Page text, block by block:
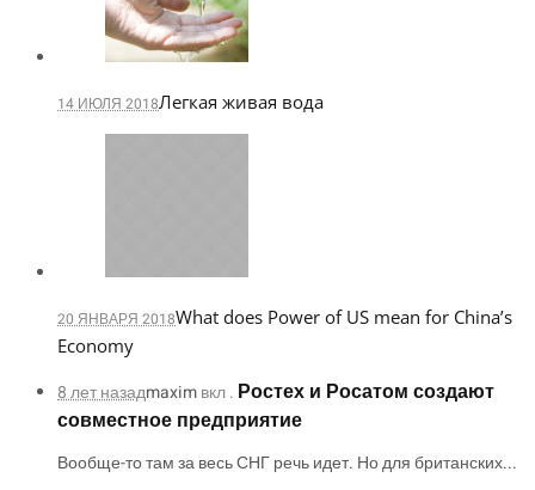
14 ИЮЛЯ 2018Легкая живая вода
20 ЯНВАРЯ 2018What does Power of US mean for China’s
Economy
8 лет назадmaximвкл . Ростех и Росатом создают
совместное предприятие
Вообще-то там за весь СНГ речь идет. Но для британских...